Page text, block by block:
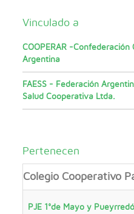
Vinculado a
COOPERAR -
Argentina
FAESS - Federación
Salud Cooperativa Ltda.
Pertenecen
Colegio Cooperativo
PJE 1°de Mayo y